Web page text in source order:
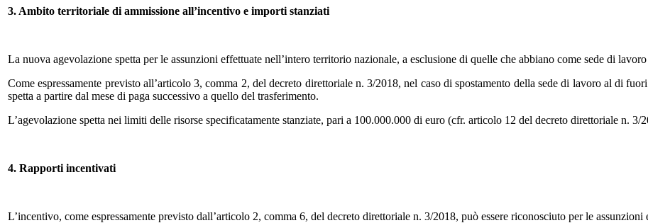
3. Ambito territoriale di ammissione all’incentivo e importi stanziati
La nuova agevolazione spetta per le assunzioni effettuate nell’intero territorio nazionale, a esclusione di quelle che abbiano come sede di
Come espressamente previsto all’articolo 3, comma 2, del decreto direttoriale n. 3/2018, nel caso di spostamento della sede di lavoro al di
spetta a partire dal mese di paga successivo a quello del trasferimento.
L’agevolazione spetta nei limiti delle risorse specificatamente stanziate, pari a 100.000.000 di euro (cfr. articolo 12 del decreto direttoriale n. 3/
4. Rapporti incentivati
L’incentivo, come espressamente previsto dall’articolo 2, comma 6, del decreto direttoriale n. 3/2018, può essere riconosciuto per le